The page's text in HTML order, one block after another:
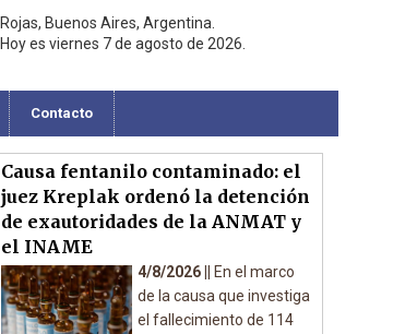
Rojas, Buenos Aires, Argentina.
Hoy es viernes 7 de agosto de 2026.
Contacto
Causa fentanilo contaminado: el
juez Kreplak ordenó la detención
de exautoridades de la ANMAT y
el INAME
4/8/2026 ||
En el marco
de la causa que investiga
el fallecimiento de 114